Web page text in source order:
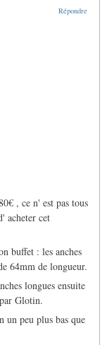
Répondre
, ce n' est pas tous
acheter cet
buffet : les anches
64mm de longueur.
longues ensuite
Glotin.
un peu plus bas que